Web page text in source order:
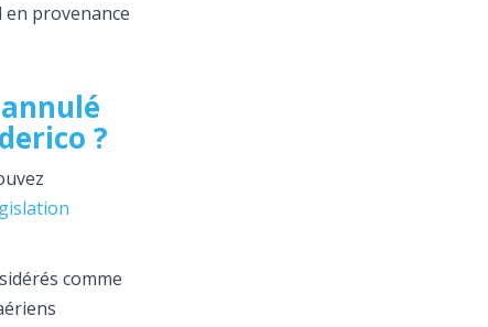
en provenance
?
comme